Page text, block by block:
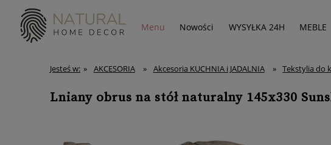
Menu Nowości WYSYŁKA 24H MEBLE
Jesteś w: » AKCESORIA » Akcesoria KUCHNIA i JADALNIA » Tekstylia do
Lniany obrus na stół naturalny 145x330